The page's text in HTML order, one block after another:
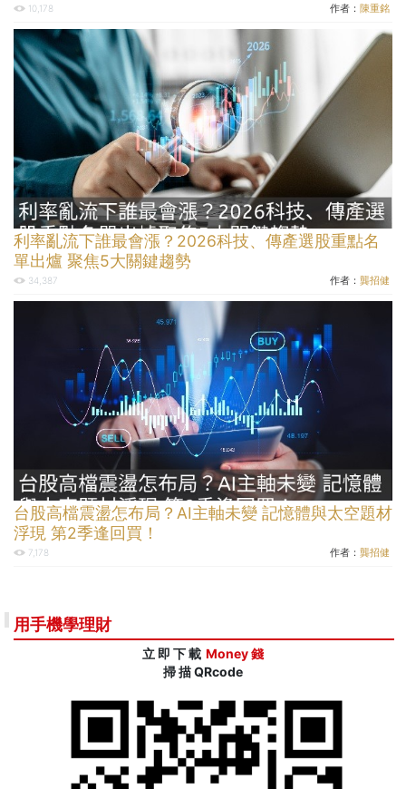
10,178 作者： 陳重銘
利率亂流下誰最會漲？2026科技、傳產選股重點名
單出爐 聚焦5大關鍵趨勢
34,387 作者： 龔招健
台股高檔震盪怎布局？AI主軸未變 記憶體與太空題材
浮現 第2季逢回買！
7,178 作者： 龔招健
用手機學理財
立 即 下 載 Money 錢
掃 描 QRcode